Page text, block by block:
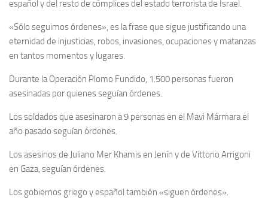
español y del resto de cómplices del estado terrorista de Israel.
«Sólo seguimos órdenes», es la frase que sigue justificando una
eternidad de injusticias, robos, invasiones, ocupaciones y matanzas
en tantos momentos y lugares.
Durante la Operación Plomo Fundido, 1.500 personas fueron
asesinadas por quienes seguían órdenes.
Los soldados que asesinaron a 9 personas en el Mavi Mármara el
año pasado seguían órdenes.
Los asesinos de Juliano Mer Khamis en Jenín y de Vittorio Arrigoni
en Gaza, seguían órdenes.
Los gobiernos griego y español también «siguen órdenes».